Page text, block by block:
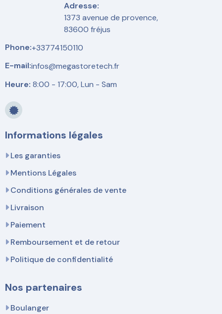
Adresse:
1373 avenue de provence,
83600 fréjus
Phone:+33774150110
E-mail:infos@megastoretech.fr
Heure: 8:00 - 17:00, Lun - Sam
Informations légales
Les garanties
Mentions Légales
Conditions générales de vente
Livraison
Paiement
Remboursement et de retour
Politique de confidentialité
Nos partenaires
Boulanger